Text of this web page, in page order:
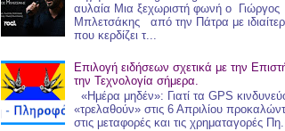
αυλαία Μια ξεχωριστή φωνή ο Γιώργος
Μπλετσάκης από την Πάτρα με
που κερδίζει τ...
Επιλογή ειδήσεων σχετικά με την
την Τεχνολογία σήμερα.
«Ημέρα μηδέν»: Γιατί τα GPS
«τρελαθούν» στις 6 Απριλίου
στις μεταφορές και τις χρηματαγορές